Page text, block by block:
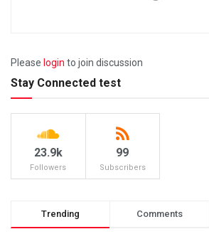
Please login to join discussion
Stay Connected test
23.9k
Followers
99
Subscribers
Trending Comments